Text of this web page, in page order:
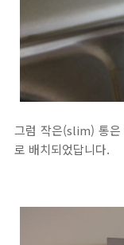
그럼 작은(slim) 통은
로 배치되었답니다.